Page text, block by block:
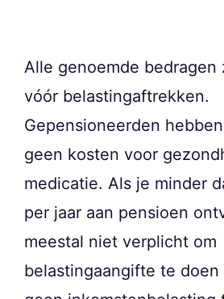
Alle genoemde bedragen
vóór belastingaftrekken.
Gepensioneerden
geen kosten voor
medicatie. Als je minder
per jaar aan pensioen
meestal niet verplicht om
belastingaangifte te